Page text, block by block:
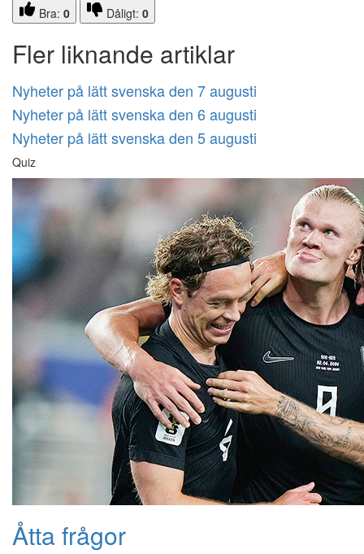
Bra: 0 Dåligt: 0
Fler liknande artiklar
Nyheter på lätt svenska den 7 augusti
Nyheter på lätt svenska den 6 augusti
Nyheter på lätt svenska den 5 augusti
Quiz
Åtta frågor